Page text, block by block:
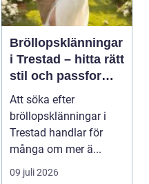
Bröllopsklänningar
i Trestad – hitta rätt
stil och passform
inför den stora
dagen
Att söka efter
bröllopsklänningar i
Trestad handlar för
många om mer ä...
09 juli 2026